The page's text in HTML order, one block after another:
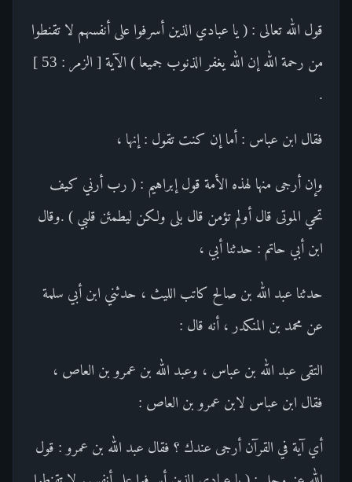
قول الله تعالى : ( يا عبادي الذين أسرفوا على أنفسهم لا تقنطوا
من رحمة الله إن الله يغفر الذنوب جميعا ) الآية [ الزمر : 53 ]
.
فقال ابن عباس : أما إن كنت تقول : إنها ،
وإن أرجى منها لهذه الأمة قول إبراهيم : ( رب أرني كيف
تحي الموتى قال أولم تؤمن قال بلى ولكن ليطمئن قلبي ) .وقال
ابن أبي حاتم : حدثنا أبي ،
حدثنا عبد الله بن صالح كاتب الليث ، حدثني ابن أبي سلمة
عن محمد بن المنكدر ، أنه قال :
التقى عبد الله بن عباس ، وعبد الله بن عمرو بن العاص ،
فقال ابن عباس لابن عمرو بن العاص :
أي آية في القرآن أرجى عندك ؟ فقال عبد الله بن عمرو : قول